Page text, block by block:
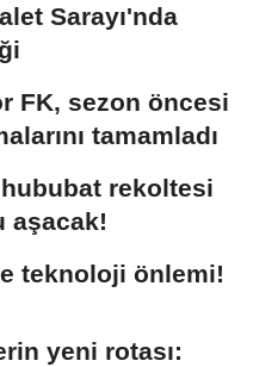
Sarayı'nda
FK, sezon öncesi
tamamladı
rekoltesi
aşacak!
teknoloji önlemi!
yeni rotası: